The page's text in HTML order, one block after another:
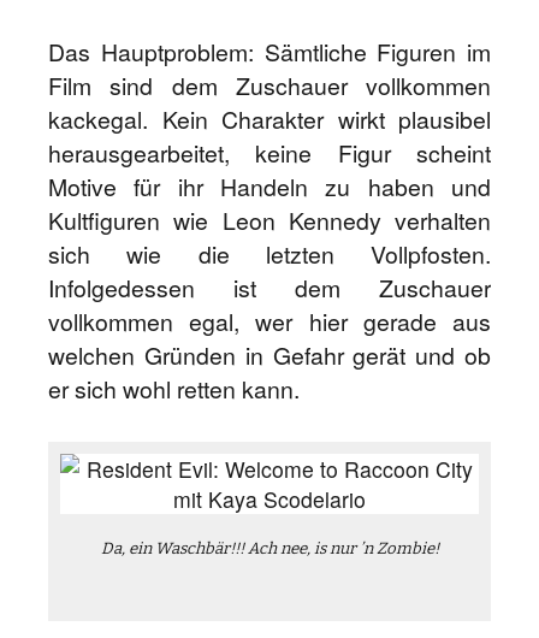
Das Hauptproblem: Sämtliche Figuren im
Film sind dem Zuschauer vollkommen
kackegal. Kein Charakter wirkt plausibel
herausgearbeitet, keine Figur scheint
Motive für ihr Handeln zu haben und
Kultfiguren wie Leon Kennedy verhalten
sich wie die letzten Vollpfosten.
Infolgedessen ist dem Zuschauer
vollkommen egal, wer hier gerade aus
welchen Gründen in Gefahr gerät und ob
er sich wohl retten kann.
Da, ein Waschbär!!! Ach nee, is nur ’n Zombie!